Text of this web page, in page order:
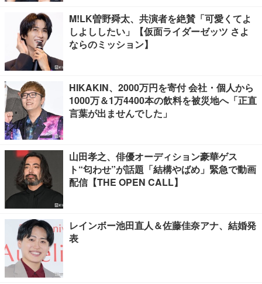
M!LK曽野舜太、共演者を絶賛「可愛くてよ
しよししたい」【仮面ライダーゼッツ さよ
ならのミッション】
HIKAKIN、2000万円を寄付 会社・個人から
1000万＆1万4400本の飲料を被災地へ「正直
言葉が出ませんでした」
山田孝之、俳優オーディション豪華ゲス
ト“匂わせ”が話題「結構やばめ」緊急で動画
配信【THE OPEN CALL】
レインボー池田直人＆佐藤佳奈アナ、結婚発
表